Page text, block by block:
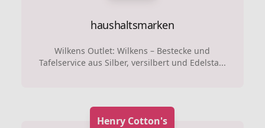
haushaltsmarken
Wilkens Outlet: Wilkens – Bestecke und
Tafelservice aus Silber, versilbert und Edelsta...
Henry Cotton's